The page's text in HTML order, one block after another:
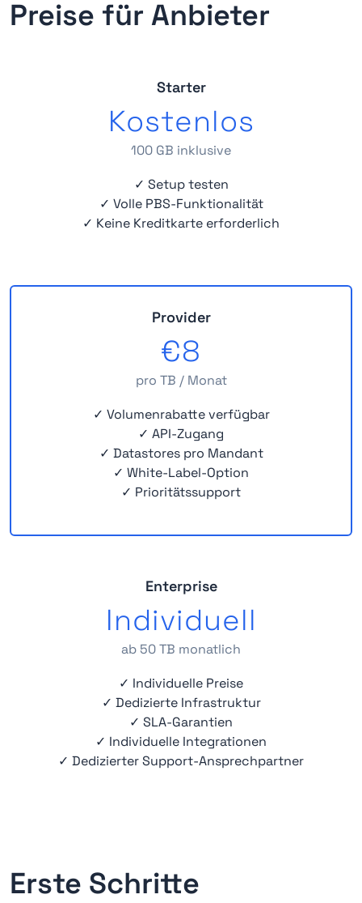
Preise für Anbieter
Starter
Kostenlos
100 GB inklusive
✓ Setup testen
✓ Volle PBS-Funktionalität
✓ Keine Kreditkarte erforderlich
Provider
€8
pro TB / Monat
✓ Volumenrabatte verfügbar
✓ API-Zugang
✓ Datastores pro Mandant
✓ White-Label-Option
✓ Prioritätssupport
Enterprise
Individuell
ab 50 TB monatlich
✓ Individuelle Preise
✓ Dedizierte Infrastruktur
✓ SLA-Garantien
✓ Individuelle Integrationen
✓ Dedizierter Support-Ansprechpartner
Erste Schritte